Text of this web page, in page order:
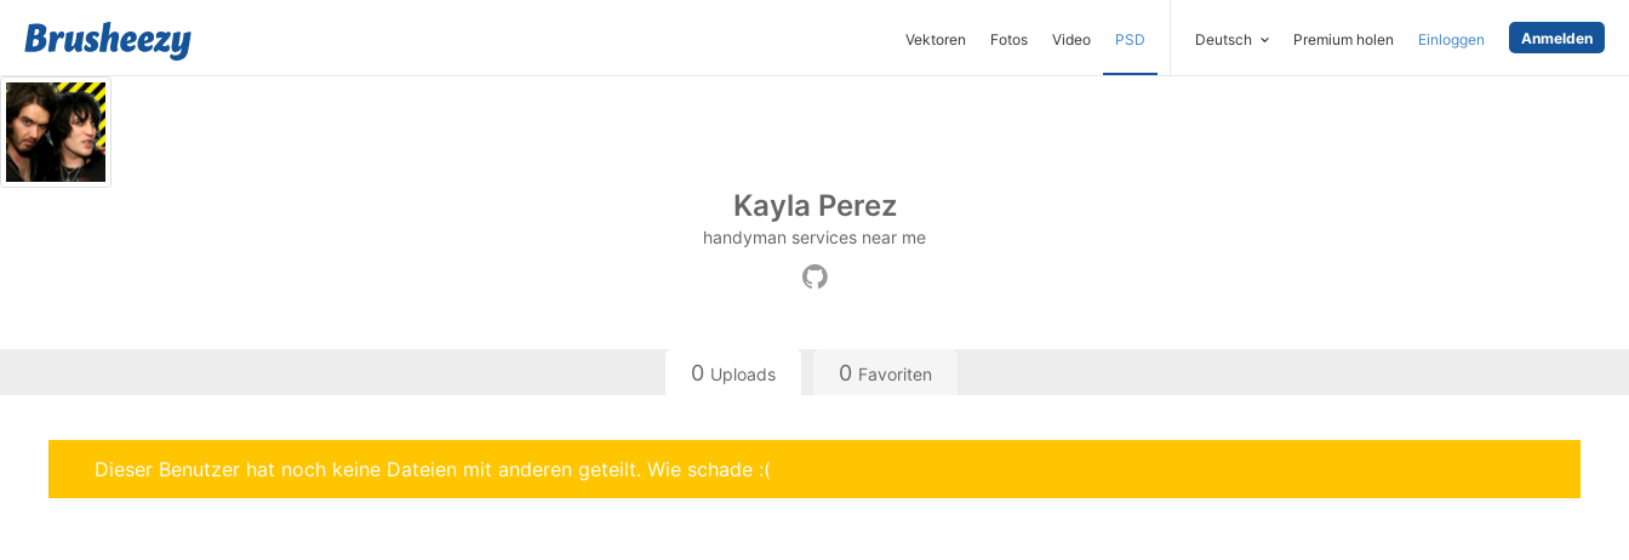
Vektoren Fotos Video PSD Deutsch Premium holen Einloggen Anmelden
Kayla Perez
handyman services near me
0 Uploads 0 Favoriten
Dieser Benutzer hat noch keine Dateien mit anderen geteilt. Wie schade :(